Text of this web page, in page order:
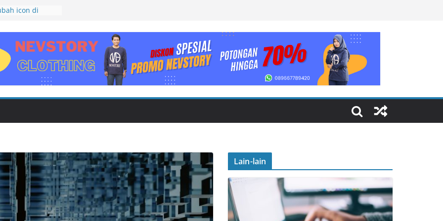
icon di
Access
Checklist di
Hyperlink di
Daftar
Lain-lain